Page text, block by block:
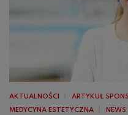
AKTUALNOŚCI
ARTYKUŁ
MEDYCYNA ESTETYCZNA
NEWS